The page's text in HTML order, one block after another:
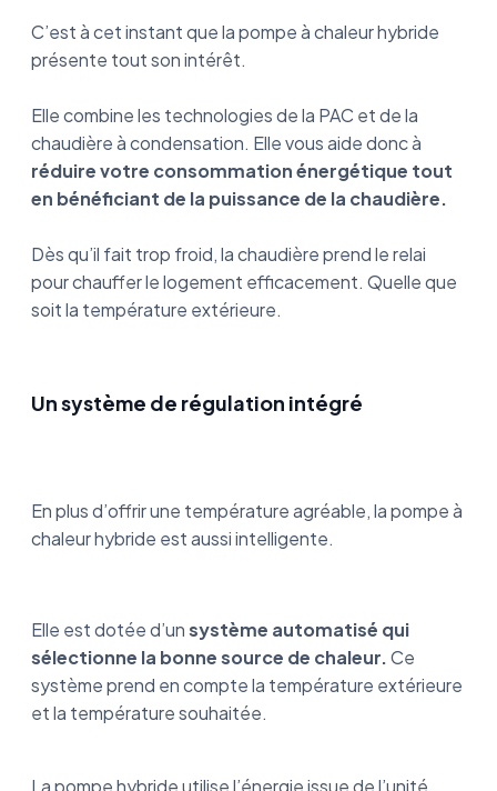
C’est à cet instant que la pompe à chaleur hybride
présente tout son intérêt.
Elle combine les technologies de la PAC et de la
chaudière à condensation. Elle vous aide donc à
réduire votre consommation énergétique tout
en bénéficiant de la puissance de la chaudière.
Dès qu’il fait trop froid, la chaudière prend le relai
pour chauffer le logement efficacement. Quelle que
soit la température extérieure.
Un système de régulation intégré
En plus d’offrir une température agréable, la pompe à
chaleur hybride est aussi intelligente.
Elle est dotée d’unsystème automatisé qui
sélectionne la bonne source de chaleur.Ce
système prend en compte la température extérieure
et la température souhaitée.
La pompe hybride utilise l’énergie issue de l’unité